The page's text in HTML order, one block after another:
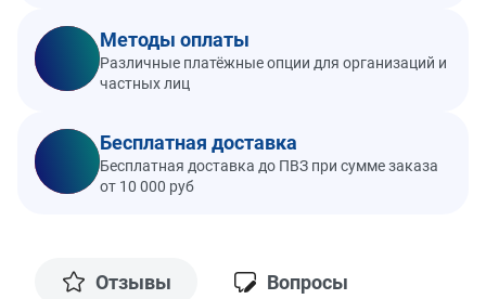
Методы оплаты
Различные платёжные опции для организаций и
частных лиц
Бесплатная доставка
Бесплатная доставка до ПВЗ при сумме заказа
от 10 000 руб
Отзывы Вопросы